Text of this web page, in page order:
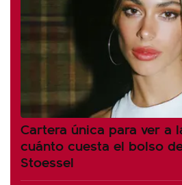
Cartera única para ver a
cuánto cuesta el bolso
Stoessel